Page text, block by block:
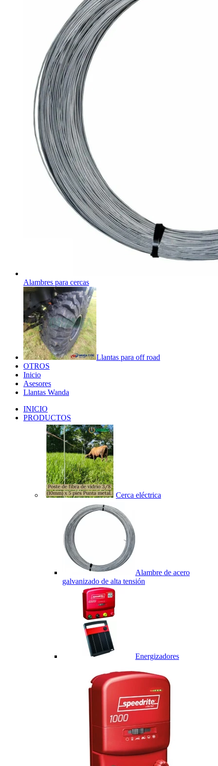
Alambres para cercas
Llantas para off road
OTROS
Inicio
Asesores
Llantas Wanda
INICIO
PRODUCTOS
Cerca eléctrica
Alambre de acero
galvanizado de alta tensión
Energizadores